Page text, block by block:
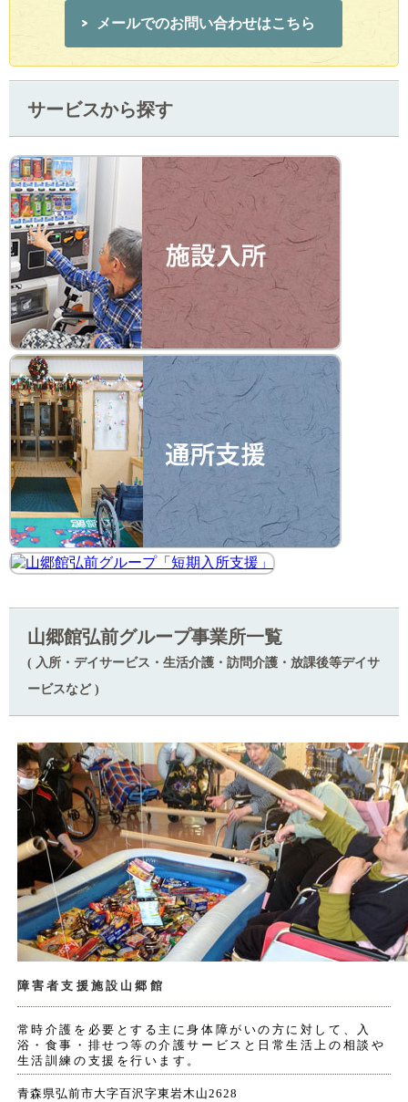
メールでのお問い合わせはこちら
サービスから探す
山郷館弘前グループ事業所一覧
( 入所・デイサービス・生活介護・訪問介護・放課後等デイサ
ービスなど )
障害者支援施設山郷館
常時介護を必要とする主に身体障がいの方に対して、入
浴・食事・排せつ等の介護サービスと日常生活上の相談や
生活訓練の支援を行います。
青森県弘前市大字百沢字東岩木山2628